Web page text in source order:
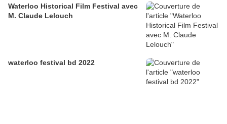
Waterloo Historical Film Festival avec
M. Claude Lelouch
waterloo festival bd 2022